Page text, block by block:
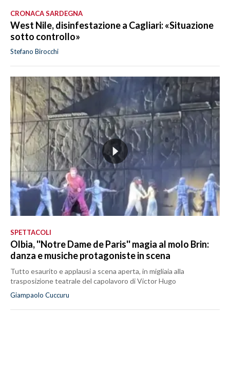
CRONACA SARDEGNA
West Nile, disinfestazione a Cagliari: «Situazione
sotto controllo»
Stefano Birocchi
SPETTACOLI
Olbia, ''Notre Dame de Paris'' magia al molo Brin:
danza e musiche protagoniste in scena
Tutto esaurito e applausi a scena aperta, in migliaia alla
trasposizione teatrale del capolavoro di Victor Hugo
Giampaolo Cuccuru